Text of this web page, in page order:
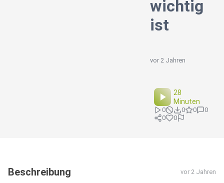
wichtig
ist
vor 2 Jahren
28
Minuten
0 0 0
0
0
0
Beschreibung vor 2 Jahren